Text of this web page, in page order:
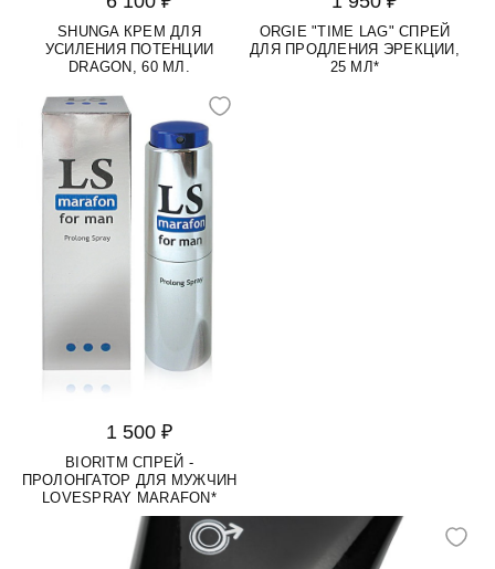
SHUNGA КРЕМ ДЛЯ
УСИЛЕНИЯ ПОТЕНЦИИ
DRAGON, 60 МЛ.
ORGIE "TIME LAG" СПРЕЙ
ДЛЯ ПРОДЛЕНИЯ ЭРЕКЦИИ,
25 МЛ*
1 500 ₽
BIORITM СПРЕЙ -
ПРОЛОНГАТОР ДЛЯ МУЖЧИН
LOVESPRAY MARAFON*